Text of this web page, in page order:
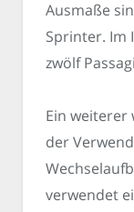
Ausmaße
Sprinter. Im
zwölf
Ein
der
verwendet